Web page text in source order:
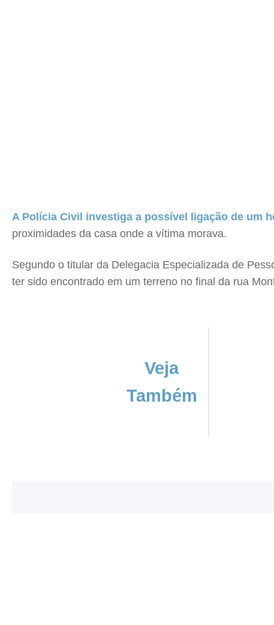
A Polícia Civil investiga a possível ligação de um
proximidades da casa onde a vítima morava.
Segundo o titular da Delegacia Especializada de
ter sido encontrado em um terreno no final da rua
Veja
Também